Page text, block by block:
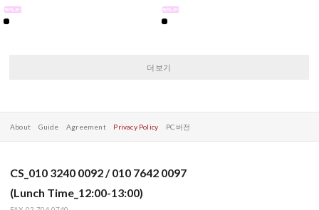
더보기
About Guide Agreement Privacy Policy PC 버전
CS_010 3240 0092 / 010 7642 0097
(Lunch Time_12:00-13:00)